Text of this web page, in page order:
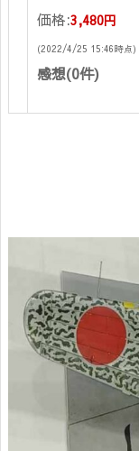
価格:3,480円
(2022/4/25 15:46時点)
感想(0件)